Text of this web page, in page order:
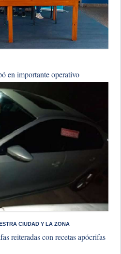
en importante operativo
CIUDAD Y LA ZONA
reiteradas con recetas apócrifas